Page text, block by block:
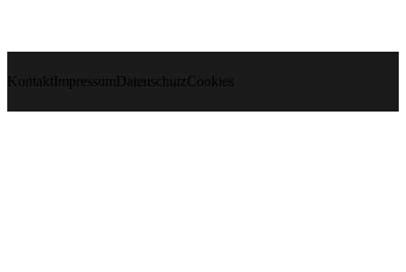
Kontakt ImpressumDatenschutzCookies